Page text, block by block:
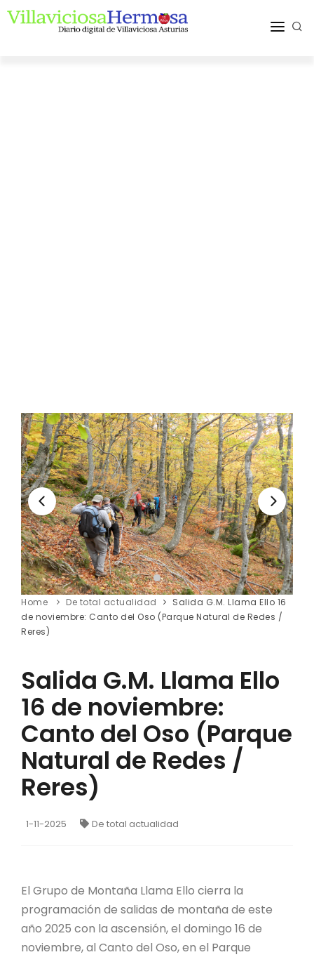
Home De total actualidad
Salida G.M. Llama Ello 16
de noviembre: Canto del Oso (Parque Natural de Redes /
Reres)
Salida G.M. Llama Ello
16 de noviembre:
Canto del Oso (Parque
Natural de Redes /
Reres)
1-11-2025 De total actualidad
El Grupo de Montaña Llama Ello cierra la
programación de salidas de montaña de este
año 2025 con la ascensión, el domingo 16 de
noviembre, al Canto del Oso, en el Parque